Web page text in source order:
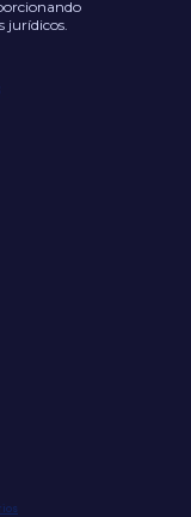
jurídicos.